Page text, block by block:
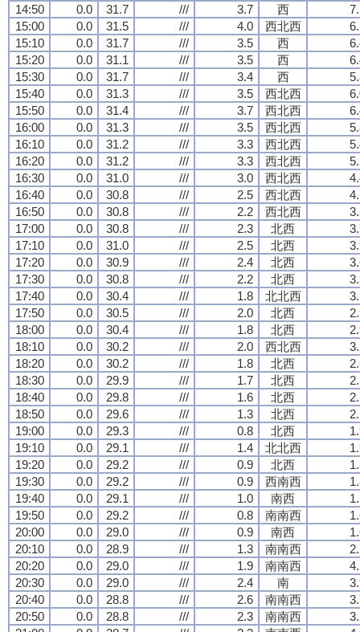
14:50 0.0 31.7 /// 3.7 西
15:00
0.0 31.5 /// 4.0 西北西
15:10
0.0 31.7 /// 3.5 西
15:20
0.0 31.1 /// 3.5 西
15:30
0.0 31.7 /// 3.4 西
15:40
0.0 31.3 /// 3.5 西北西
15:50
0.0 31.4 /// 3.7 西北西
16:00
0.0 31.3 /// 3.5 西北西
16:10
0.0 31.2 /// 3.3 西北西
16:20
0.0 31.2 /// 3.3 西北西
16:30
0.0 31.0 /// 3.0 西北西
16:40
0.0 30.8 /// 2.5 西北西
16:50
0.0 30.8 /// 2.2 西北西
17:00
0.0 30.8 /// 2.3 北西
17:10
0.0 31.0 /// 2.5 北西
17:20
0.0 30.9 /// 2.4 北西
17:30
0.0 30.8 /// 2.2 北西
17:40
0.0 30.4 /// 1.8 北北西
17:50
0.0 30.5 /// 2.0 北西
18:00
0.0 30.4 /// 1.8 北西
18:10
0.0 30.2 /// 2.0 西北西
18:20
0.0 30.2 /// 1.8 北西
18:30
0.0 29.9 /// 1.7 北西
18:40
0.0 29.8 /// 1.6 北西
18:50
0.0 29.6 /// 1.3 北西
19:00
0.0 29.3 /// 0.8 北西
19:10
0.0 29.1 /// 1.4 北北西
19:20
0.0 29.2 /// 0.9 北西
19:30
0.0 29.2 /// 0.9 西南西
19:40
0.0 29.1 /// 1.0 南西
19:50
0.0 29.2 /// 0.8 南南西
20:00
0.0 29.0 /// 0.9 南西
20:10
0.0 28.9 /// 1.3 南南西
20:20
0.0 29.0 /// 1.9 南南西
20:30
0.0 29.0 /// 2.4 南
20:40
0.0 28.8 /// 2.6 南南西
20:50
0.0 28.8 /// 2.3 南南西